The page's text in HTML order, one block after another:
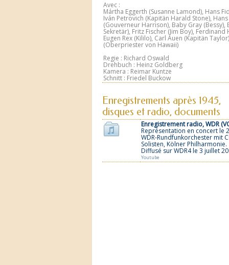
Avec :
Mártha Eggerth (Susanne Lamond), Hans
Iván Petrovich (Kapitän Harald Stone),
(Gouverneur Harrison), Baby Gray (Bessy),
Sekretär), Fritz Fischer (Jim Boy),
Eugen Rex (Kililo), Carl Auen (Kapitän
(Oberpriester von Hawaii)
Regie : Richard Oswald
Drehbuch : Heinz Goldberg
Kamera : Reimar Kuntze
Schnitt : Friedel Buckow
Enregistrements après 1945,
disques et radio, documents
Enregistrement radio, WDR
Représentation en concert le
WDR-Rundfunkorchester mit
Solisten, Kölner Philharmonie.
Diffusé sur WDR4 le 3 juillet
Youtube